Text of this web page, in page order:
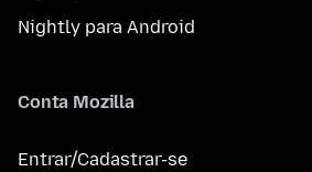
Nightly para Android
Conta Mozilla
Entrar/Cadastrar-se